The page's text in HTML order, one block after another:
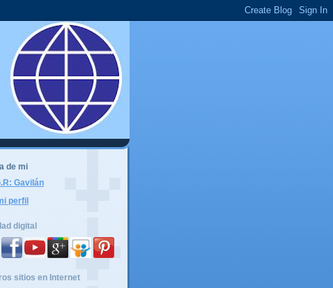
de mi
Gavilán
perfil
digital
sitios en Internet